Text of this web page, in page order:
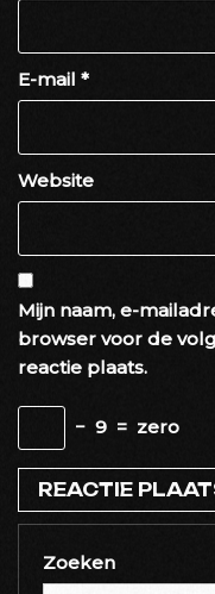
E-mail *
Website
Mijn naam, e-
browser voor de
reactie plaats.
− 9 = zero
Zoeken